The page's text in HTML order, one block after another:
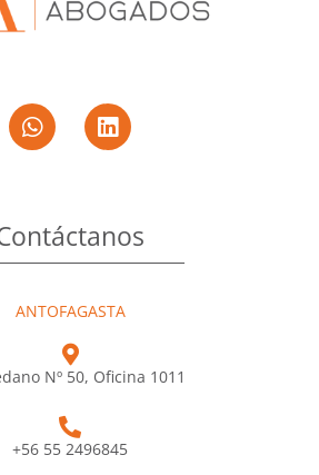
ANTOFAGASTA
Nº 50, Oficina 1011
+56 55 2496845